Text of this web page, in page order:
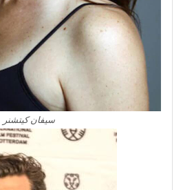
سيفان كيتشنر